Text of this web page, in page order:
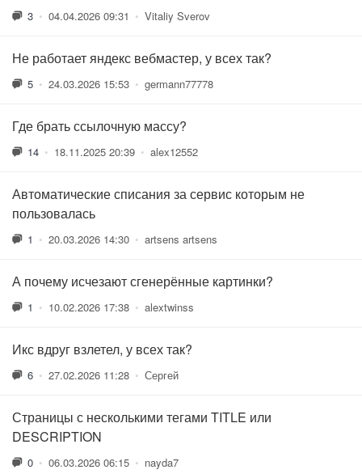
3 • 04.04.2026 09:31 • Vitaliy Sverov
Не работает яндекс вебмастер, у всех так?
5 • 24.03.2026 15:53 • germann77778
Где брать ссылочную массу?
14 • 18.11.2025 20:39 • alex12552
Автоматические списания за сервис которым не
пользовалась
1 • 20.03.2026 14:30 • artsens artsens
А почему исчезают сгенерённые картинки?
1 • 10.02.2026 17:38 • alextwinss
Икс вдруг взлетел, у всех так?
6 • 27.02.2026 11:28 • Сергей
Страницы с несколькими тегами TITLE или
DESCRIPTION
0 • 06.03.2026 06:15 • nayda7